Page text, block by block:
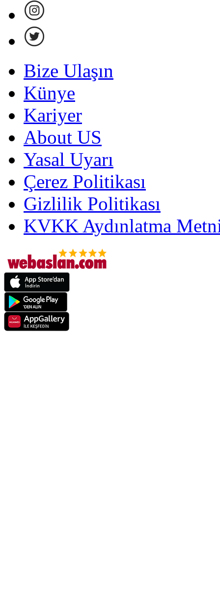
Bize Ulaşın
Künye
Kariyer
About US
Yasal Uyarı
Çerez Politikası
Gizlilik Politikası
KVKK Aydınlatma